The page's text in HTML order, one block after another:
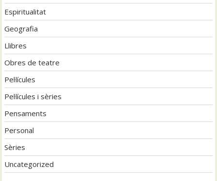
Espiritualitat
Geografia
Llibres
Obres de teatre
Pel·lícules
Pel·lícules i sèries
Pensaments
Personal
Sèries
Uncategorized